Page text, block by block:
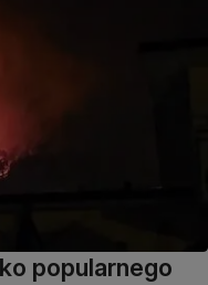
popularnego